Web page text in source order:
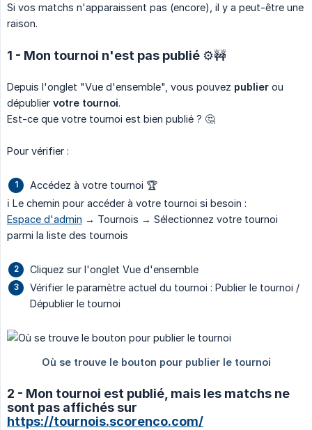
Si vos matchs n'apparaissent pas (encore), il y a peut-être une
raison.
1 - Mon tournoi n'est pas publié ⚙️🚧
Depuis l'onglet "Vue d'ensemble", vous pouvez publier ou
dépublier votre tournoi.
Est-ce que votre tournoi est bien publié ? 🤔
Pour vérifier :
Accédez à votre tournoi 🏆
ℹ️ Le chemin pour accéder à votre tournoi si besoin :
Espace d'admin → Tournois → Sélectionnez votre tournoi
parmi la liste des tournois
Cliquez sur l'onglet Vue d'ensemble
Vérifier le paramètre actuel du tournoi : Publier le tournoi /
Dépublier le tournoi
2 - Mon tournoi est publié, mais les matchs ne
sont pas affichés sur
https://tournois.scorenco.com/